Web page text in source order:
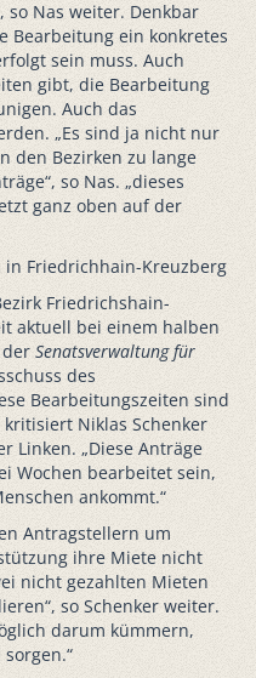
Nas weiter. Denkbar
Bearbeitung ein konkretes
sein muss. Auch
gibt, die Bearbeitung
Auch das
„Es sind ja nicht nur
den Bezirken zu lange
so Nas. „dieses
ganz oben auf der
Friedrichhain-Kreuzberg
Friedrichshain-
aktuell bei einem halben
der Senatsverwaltung für
des
Bearbeitungszeiten sind
Niklas Schenker
Linken. „Diese Anträge
Wochen bearbeitet sein,
ankommt.“
Antragstellern um
ihre Miete nicht
nicht gezahlten Mieten
so Schenker weiter.
darum kümmern,